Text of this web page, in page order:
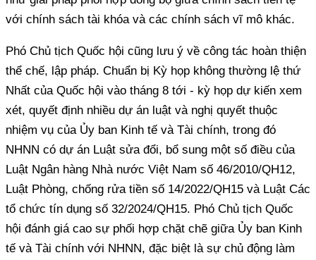
với chính sách tài khóa và các chính sách vĩ mô khác.
Phó Chủ tịch Quốc hội cũng lưu ý về công tác hoàn thiện
thể chế, lập pháp. Chuẩn bị Kỳ họp không thường lệ thứ
Nhất của Quốc hội vào tháng 8 tới - kỳ họp dự kiến xem
xét, quyết định nhiều dự án luật và nghị quyết thuộc
nhiệm vụ của Ủy ban Kinh tế và Tài chính, trong đó
NHNN có dự án Luật sửa đổi, bổ sung một số điều của
Luật Ngân hàng Nhà nước Việt Nam số 46/2010/QH12,
Luật Phòng, chống rửa tiền số 14/2022/QH15 và Luật Các
tổ chức tín dụng số 32/2024/QH15. Phó Chủ tịch Quốc
hội đánh giá cao sự phối hợp chặt chẽ giữa Ủy ban Kinh
tế và Tài chính với NHNN, đặc biệt là sự chủ động làm